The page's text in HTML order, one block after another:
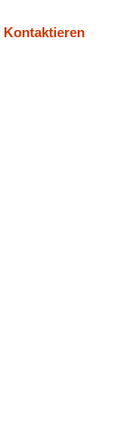
Kontaktieren